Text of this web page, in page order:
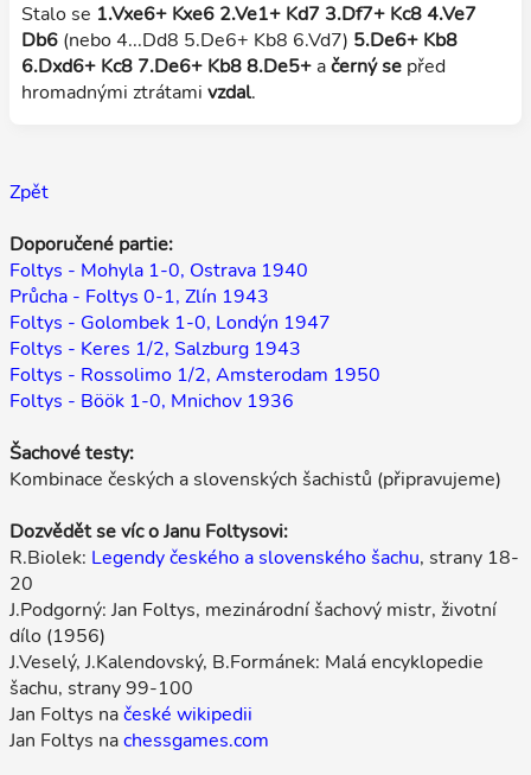
Stalo se 1.Vxe6+ Kxe6 2.Ve1+ Kd7 3.Df7+ Kc8 4.Ve7
Db6 (nebo 4...Dd8 5.De6+ Kb8 6.Vd7) 5.De6+ Kb8
6.Dxd6+ Kc8 7.De6+ Kb8 8.De5+ačerný se před
hromadnými ztrátami vzdal.
Zpět
Doporučené partie:
Foltys - Mohyla 1-0, Ostrava 1940
Průcha - Foltys 0-1, Zlín 1943
Foltys - Golombek 1-0, Londýn 1947
Foltys - Keres 1/2, Salzburg 1943
Foltys - Rossolimo 1/2, Amsterodam 1950
Foltys - Böök 1-0, Mnichov 1936
Šachové testy:
Kombinace českých a slovenských šachistů (připravujeme)
Dozvědět se víc o Janu Foltysovi:
R.Biolek: Legendy českého a slovenského šachu, strany 18-
20
J.Podgorný: Jan Foltys, mezinárodní šachový mistr, životní
dílo (1956)
J.Veselý, J.Kalendovský, B.Formánek: Malá encyklopedie
šachu, strany 99-100
Jan Foltys načeské wikipedii
Jan Foltys nachessgames.com